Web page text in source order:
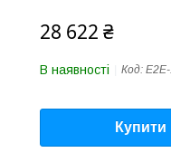
28 622 ₴
В наявності Код:
Купити